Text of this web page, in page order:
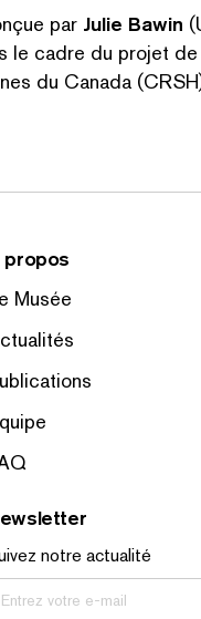
par Julie Bawin
le cadre du projet
du Canada
propos
Musée
notre actualité
Entrez votre e-mail